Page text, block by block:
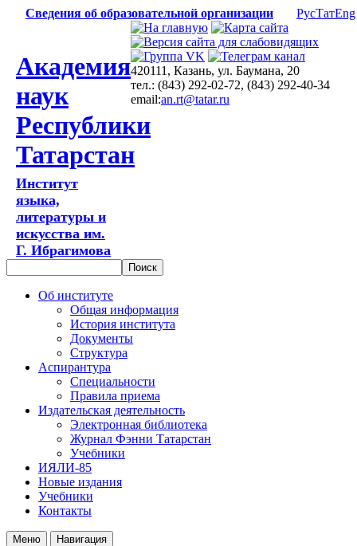
Сведения об образовательной организации РусТатEng
Академия
наук
Республики
Татарстан
Институт
языка,
литературы и
искусства им.
Г. Ибрагимова
420111, Казань, ул. Баумана, 20
тел.: (843) 292-02-72, (843) 292-40-34
email:an.rt@tatar.ru
Об институте
Общая информация
История института
Документы
Структура
Аспирантура
Специальности
Правила приема
Издательская деятельность
Электронная библиотека
Журнал Фэнни Татарстан
Учебники
ИЯЛИ-85
Новые издания
Учебники
Контакты
Меню Навигация